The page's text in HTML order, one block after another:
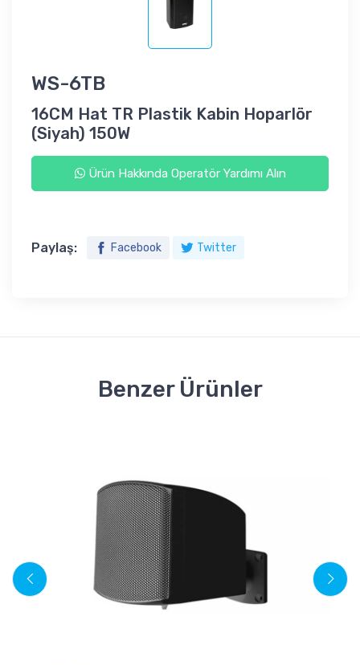
WS-6TB
16CM Hat TR Plastik Kabin Hoparlör
(Siyah) 150W
Ürün Hakkında Operatör Yardımı Alın
Paylaş: Facebook Twitter
Benzer Ürünler